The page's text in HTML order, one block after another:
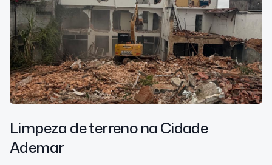
Limpeza de terrenona Cidade
Ademar